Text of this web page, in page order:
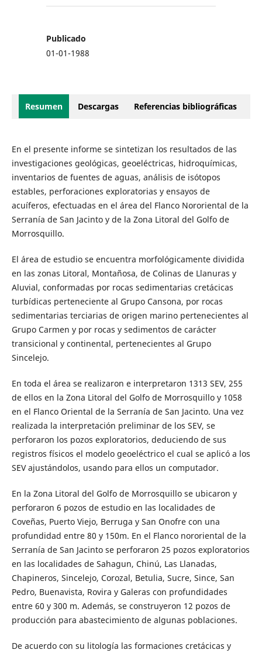
Publicado
01-01-1988
Resumen Descargas Referencias bibliográficas
En el presente informe se sintetizan los resultados de las
investigaciones geológicas, geoeléctricas, hidroquímicas,
inventarios de fuentes de aguas, análisis de isótopos
estables, perforaciones exploratorias y ensayos de
acuíferos, efectuadas en el área del Flanco Nororiental de la
Serranía de San Jacinto y de la Zona Litoral del Golfo de
Morrosquillo.
El área de estudio se encuentra morfológicamente dividida
en las zonas Litoral, Montañosa, de Colinas de Llanuras y
Aluvial, conformadas por rocas sedimentarias cretácicas
turbídicas perteneciente al Grupo Cansona, por rocas
sedimentarias terciarias de origen marino pertenecientes al
Grupo Carmen y por rocas y sedimentos de carácter
transicional y continental, pertenecientes al Grupo
Sincelejo.
En toda el área se realizaron e interpretaron 1313 SEV, 255
de ellos en la Zona Litoral del Golfo de Morrosquillo y 1058
en el Flanco Oriental de la Serranía de San Jacinto. Una vez
realizada la interpretación preliminar de los SEV, se
perforaron los pozos exploratorios, deduciendo de sus
registros físicos el modelo geoeléctrico el cual se aplicó a los
SEV ajustándolos, usando para ellos un computador.
En la Zona Litoral del Golfo de Morrosquillo se ubicaron y
perforaron 6 pozos de estudio en las localidades de
Coveñas, Puerto Viejo, Berruga y San Onofre con una
profundidad entre 80 y 150m. En el Flanco nororiental de la
Serranía de San Jacinto se perforaron 25 pozos exploratorios
en las localidades de Sahagun, Chinú, Las Llanadas,
Chapineros, Sincelejo, Corozal, Betulia, Sucre, Since, San
Pedro, Buenavista, Rovira y Galeras con profundidades
entre 60 y 300 m. Además, se construyeron 12 pozos de
producción para abastecimiento de algunas poblaciones.
De acuerdo con su litología las formaciones cretácicas y